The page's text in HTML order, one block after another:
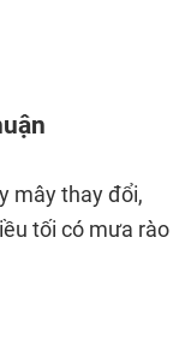
mây thay đổi,
tối có mưa rào